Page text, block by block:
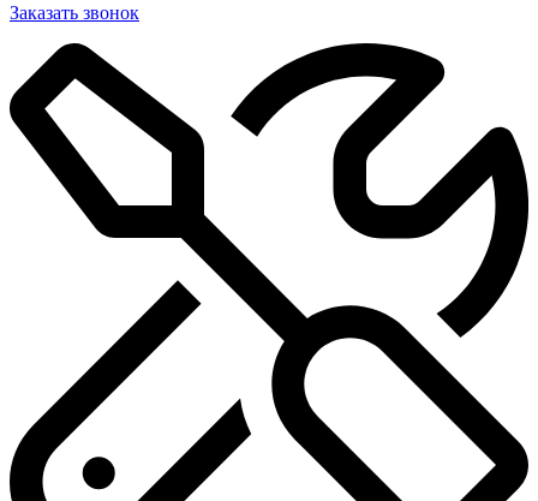
Заказать звонок